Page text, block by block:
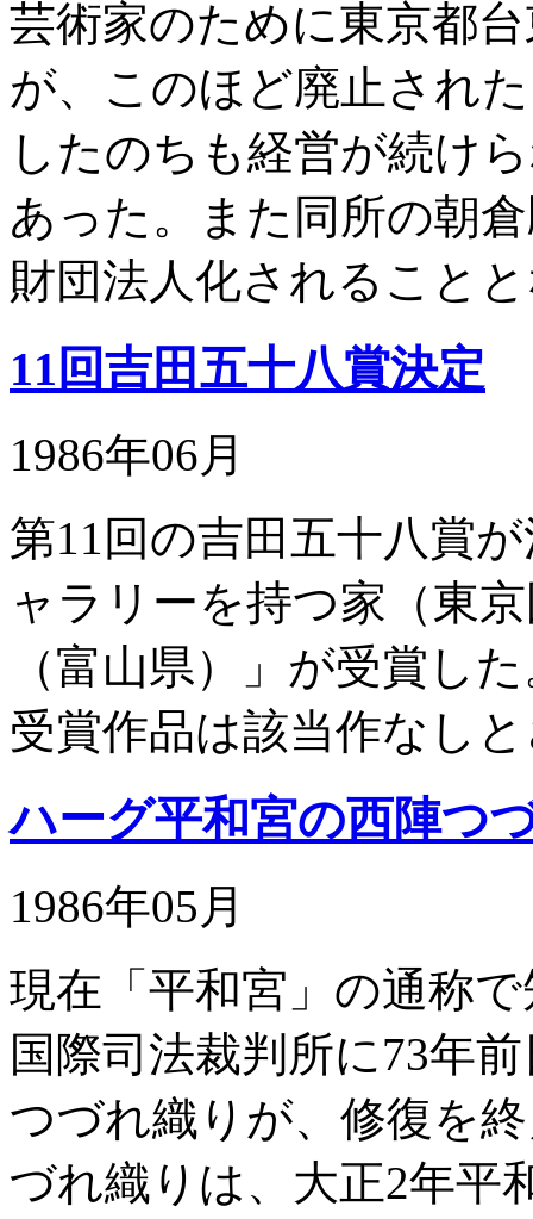
芸術家のために東京都
が、このほど廃止され
したのちも経営が続け
あった。また同所の朝
財団法人化されること
11回吉田五十八賞決定
1986年06月
第11回の吉田五十八賞
ャラリーを持つ家（東
（富山県）」が受賞し
受賞作品は該当作なし
ハーグ平和宮の西陣つ
1986年05月
現在「平和宮」の通称
国際司法裁判所に73年
つづれ織りが、修復を
づれ織りは、大正2年平